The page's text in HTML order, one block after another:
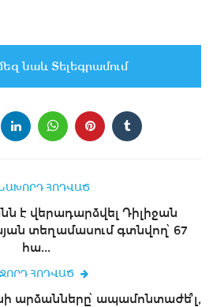
նաև Տելեգրամում
ՀՈԴՎԱԾ
է վերադարձվել Դիլիջան
տեղամասում գտնվող՝ 67
հա...
ՀՈԴՎԱԾ
արձանները՝ ապամոնտաժե՞լ,